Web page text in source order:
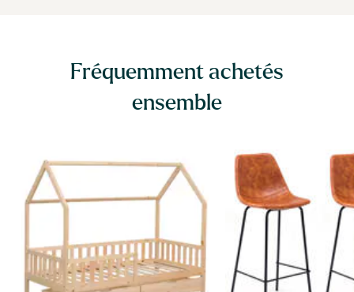
Fréquemment achetés
ensemble